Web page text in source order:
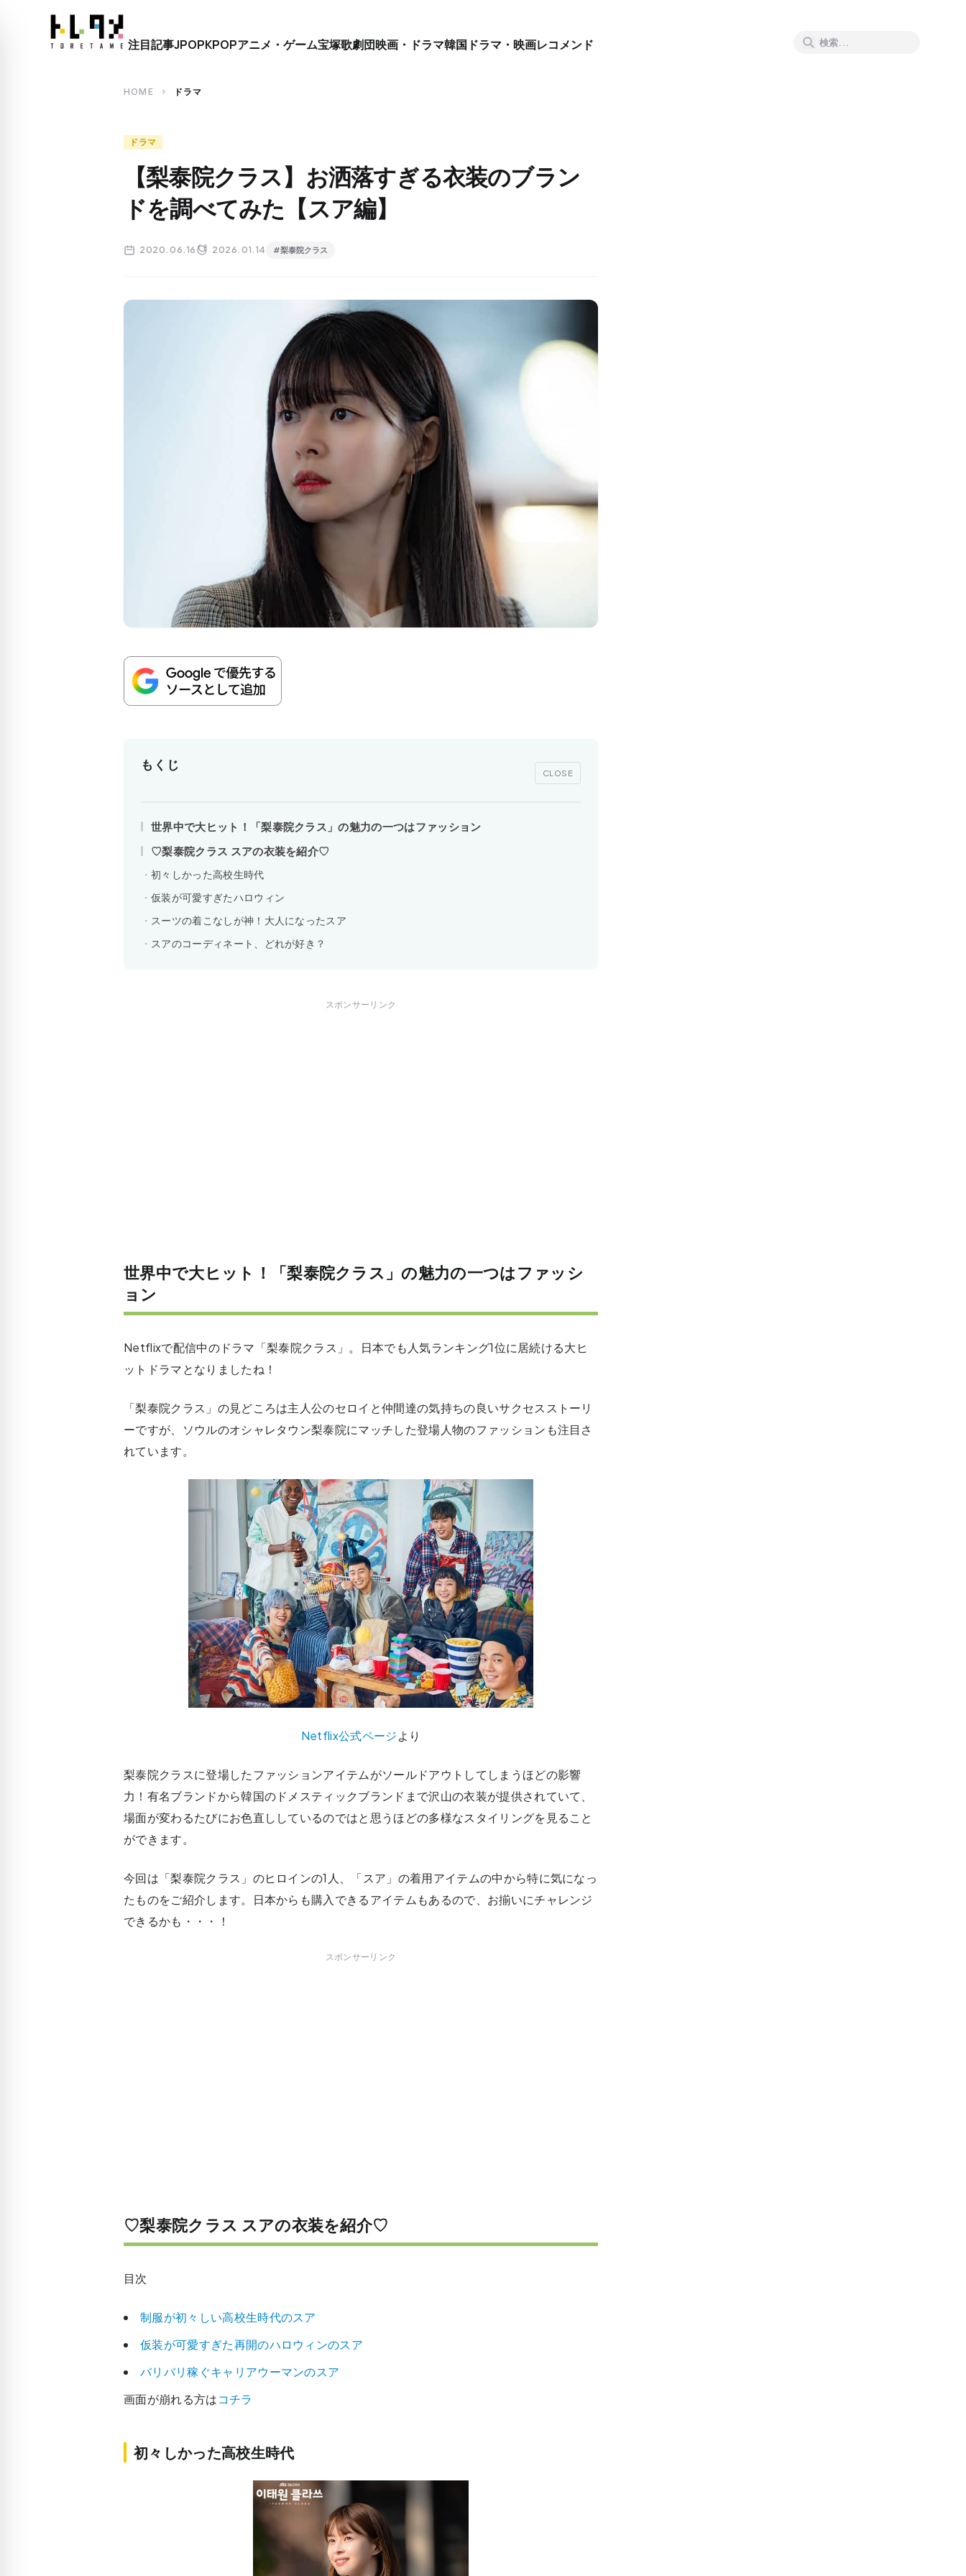
close
注目記事JPOPKPOPアニメ・ゲーム宝塚歌劇団映画・ドラマ韓国ドラマ・映画レコメンド
HOME chevron_right ドラマ
ドラマ
【梨泰院クラス】お洒落すぎる衣装のブラン
ドを調べてみた【スア編】
2020.06.16 2026.01.14 #梨泰院クラス
もくじ
CLOSE
世界中で大ヒット！「梨泰院クラス」の魅力の一つはファッション
♡梨泰院クラス スアの衣装を紹介♡
初々しかった高校生時代
仮装が可愛すぎたハロウィン
スーツの着こなしが神！大人になったスア
スアのコーディネート、どれが好き？
スポンサーリンク
世界中で大ヒット！「梨泰院クラス」の魅力の一つはファッシ
ョン
Netflixで配信中のドラマ「梨泰院クラス」。日本でも人気ランキング1位に居続ける大ヒ
ットドラマとなりましたね！
「梨泰院クラス」の見どころは主人公のセロイと仲間達の気持ちの良いサクセスストーリ
ーですが、ソウルのオシャレタウン梨泰院にマッチした登場人物のファッションも注目さ
れています。
Netflix公式ページより
梨泰院クラスに登場したファッションアイテムがソールドアウトしてしまうほどの影響
力！有名ブランドから韓国のドメスティックブランドまで沢山の衣装が提供されていて、
場面が変わるたびにお色直ししているのではと思うほどの多様なスタイリングを見ること
ができます。
今回は「梨泰院クラス」のヒロインの1人、「スア」の着用アイテムの中から特に気になっ
たものをご紹介します。日本からも購入できるアイテムもあるので、お揃いにチャレンジ
できるかも・・・！
スポンサーリンク
♡梨泰院クラス スアの衣装を紹介♡
目次
制服が初々しい高校生時代のスア
仮装が可愛すぎた再開のハロウィンのスア
バリバリ稼ぐキャリアウーマンのスア
画面が崩れる方はコチラ
初々しかった高校生時代